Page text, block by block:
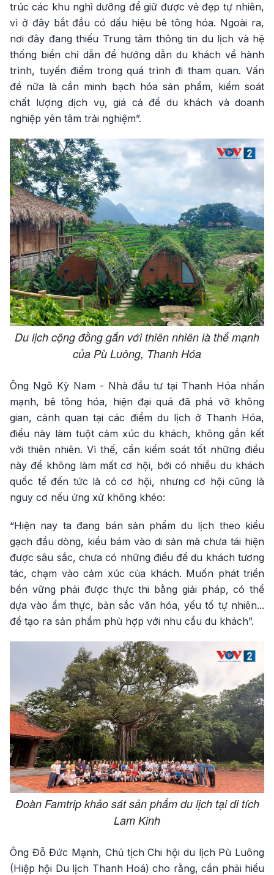
trúc các khu nghỉ dưỡng để giữ được vẻ đẹp tự nhiên,
vì ở đây bắt đầu có dấu hiệu bê tông hóa. Ngoài ra,
nơi đây đang thiếu Trung tâm thông tin du lịch và hệ
thống biển chỉ dẫn để hướng dẫn du khách về hành
trình, tuyến điểm trong quá trình đi tham quan. Vấn
đề nữa là cần minh bạch hóa sản phẩm, kiểm soát
chất lượng dịch vụ, giá cả để du khách và doanh
nghiệp yên tâm trải nghiệm”.
Du lịch cộng đồng gắn với thiên nhiên là thế mạnh
của Pù Luông, Thanh Hóa
Ông Ngô Kỳ Nam - Nhà đầu tư tại Thanh Hóa nhấn
mạnh, bê tông hóa, hiện đại quá đã phá vỡ không
gian, cảnh quan tại các điểm du lịch ở Thanh Hóa,
điểu này làm tuột cảm xúc du khách, không gắn kết
với thiên nhiên. Vì thế, cần kiểm soát tốt những điều
này để không làm mất cơ hội, bởi có nhiều du khách
quốc tế đến tức là có cơ hội, nhưng cơ hội cũng là
nguy cơ nếu ứng xử không khéo:
“Hiện nay ta đang bán sản phẩm du lịch theo kiểu
gạch đầu dòng, kiểu bám vào di sản mà chưa tái hiện
được sâu sắc, chưa có những điều để du khách tương
tác, chạm vào cảm xúc của khách. Muốn phát triển
bền vững phải được thực thi bằng giải pháp, có thể
dựa vào ẩm thực, bản sắc văn hóa, yếu tố tự nhiên...
để tạo ra sản phẩm phù hợp với nhu cầu du khách”.
Đoàn Famtrip khảo sát sản phẩm du lịch tại di tích
Lam Kinh
Ông Đỗ Đức Mạnh, Chủ tịch Chi hội du lịch Pù Luông
(Hiệp hội Du lịch Thanh Hoá) cho rằng, cần phải hiểu